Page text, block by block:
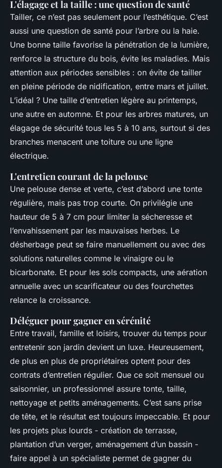
L'élagage et la taille : une question de santé
Tailler, ce n’est pas seulement pour l’esthétique. C’est
aussi une question de santé pour l’arbre ou la haie.
Une bonne taille favorise la pénétration de la lumière,
renforce la structure du bois, évite les maladies. Mais
attention aux périodes sensibles : on évite de tailler
en pleine période de nidification, entre mars et juillet.
L’idéal ? Une taille d’entretien légère au printemps,
une autre en automne. Et pour les arbres matures, un
élagage de sécurité tous les 5 à 10 ans, surtout si des
branches menacent une toiture ou une ligne
électrique.
L'entretien courant de la pelouse
Une pelouse dense et verte, c’est d’abord une tonte
régulière, mais pas trop courte. On privilégie une
hauteur de 5 à 7 cm pour limiter la sécheresse et
l’envahissement par les mauvaises herbes. Le
désherbage peut se faire manuellement ou avec des
solutions naturelles comme le vinaigre ou le
bicarbonate. Et pour les sols compacts, une aération
annuelle avec un scarificateur ou des fourchettes
relance la croissance.
Déléguer pour gagner en sérénité
Entre travail, famille et loisirs, trouver du temps pour
entretenir son jardin devient un luxe. Heureusement,
de plus en plus de propriétaires optent pour des
contrats d’entretien régulier. Que ce soit mensuel ou
saisonnier, un professionnel assure tonte, taille,
nettoyage et petits aménagements. C’est sans prise
de tête, et le résultat est toujours impeccable. Et pour
les projets plus lourds - création de terrasse,
plantation d’un verger, aménagement d’un bassin -
faire appel à un spécialiste permet de gagner du